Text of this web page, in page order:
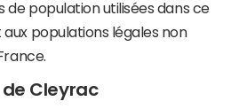
de population utilisées dans ce
populations légales non
Cleyrac